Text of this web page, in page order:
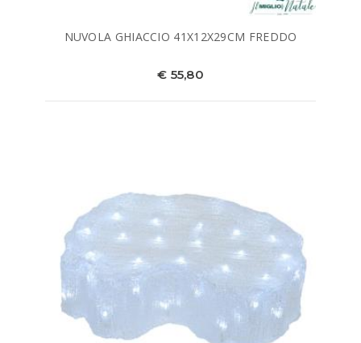
NUVOLA GHIACCIO 41X12X29CM FREDDO
€ 55,80